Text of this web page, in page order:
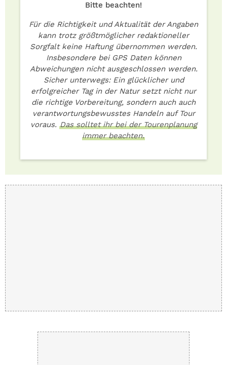
Bitte beachten!
Für die Richtigkeit und Aktualität der Angaben
kann trotz größtmöglicher redaktioneller
Sorgfalt keine Haftung übernommen werden.
Insbesondere bei GPS Daten können
Abweichungen nicht ausgeschlossen werden.
Sicher unterwegs: Ein glücklicher und
erfolgreicher Tag in der Natur setzt nicht nur
die richtige Vorbereitung, sondern auch auch
verantwortungsbewusstes Handeln auf Tour
voraus. Das solltet ihr bei der Tourenplanung
immer beachten.